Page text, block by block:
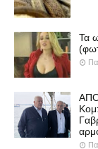
Τα